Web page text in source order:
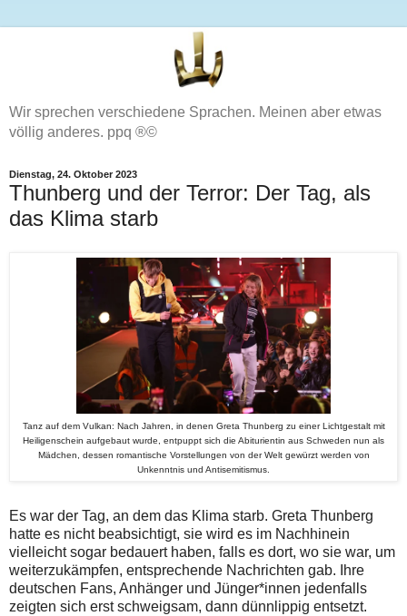
Wir sprechen verschiedene Sprachen. Meinen aber etwas
völlig anderes. ppq ®©
Dienstag, 24. Oktober 2023
Thunberg und der Terror: Der Tag, als
das Klima starb
Tanz auf dem Vulkan: Nach Jahren, in denen Greta Thunberg zu einer Lichtgestalt mit
Heiligenschein aufgebaut wurde, entpuppt sich die Abiturientin aus Schweden nun als
Mädchen, dessen romantische Vorstellungen von der Welt gewürzt werden von
Unkenntnis und Antisemitismus.
Es war der Tag, an dem das Klima starb. Greta Thunberg
hatte es nicht beabsichtigt, sie wird es im Nachhinein
vielleicht sogar bedauert haben, falls es dort, wo sie war, um
weiterzukämpfen, entsprechende Nachrichten gab. Ihre
deutschen Fans, Anhänger und Jünger*innen jedenfalls
zeigten sich erst schweigsam, dann dünnlippig entsetzt.